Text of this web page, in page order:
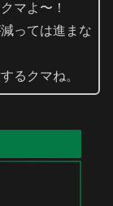
マよ〜！
っては進まな
るクマね。